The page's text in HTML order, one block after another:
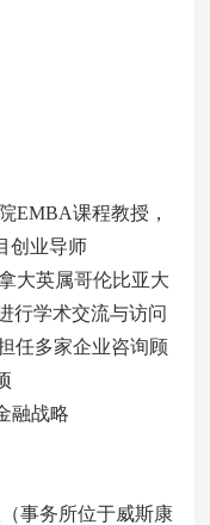
EMBA课程教授，
创业导师
大英属哥伦比亚大
行学术交流与访问
任多家企业咨询顾
融战略
事务所位于威斯康